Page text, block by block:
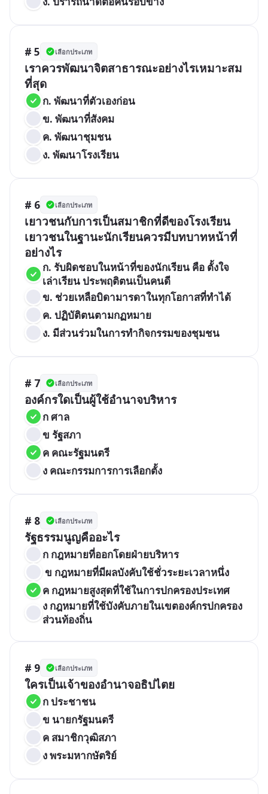
# 5 เลือกประเภท
เราควรพัฒนาจิตสาธารณะอย่างไรเหมาะสม
ที่สุด
ก. พัฒนาที่ตัวเองก่อน
ข. พัฒนาที่สังคม
ค. พัฒนาชุมชน
ง. พัฒนาโรงเรียน
# 6 เลือกประเภท
เยาวชนกับการเป็นสมาชิกที่ดีของโรงเรียน
เยาวชนในฐานะนักเรียนควรมีบทบาทหน้าที่
อย่างไร
ก. รับผิดชอบในหน้าที่ของนักเรียน คือ ตั้งใจ
เล่าเรียน ประพฤติตนเป็นคนดี
ข. ช่วยเหลือบิดามารดาในทุกโอกาสที่ทำได้
ค. ปฏิบัติตนตามกฏหมาย
ง. มีส่วนร่วมในการทำกิจกรรมของชุมชน
# 7 เลือกประเภท
องค์กรใดเป็นผู้ใช้อำนาจบริหาร
ก ศาล
ข รัฐสภา
ค คณะรัฐมนตรี
ง คณะกรรมการการเลือกตั้ง
# 8 เลือกประเภท
รัฐธรรมนูญคืออะไร
ก กฎหมายที่ออกโดยฝ่ายบริหาร
ข กฎหมายที่มีผลบังคับใช้ชั่วระยะเวลาหนึ่ง
ค กฎหมายสูงสุดที่ใช้ในการปกครองประเทศ
ง กฎหมายที่ใช้บังคับภายในเขตองค์กรปกครอง
ส่วนท้องถิ่น
# 9 เลือกประเภท
ใครเป็นเจ้าของอำนาจอธิปไตย
ก ประชาชน
ข นายกรัฐมนตรี
ค สมาชิกวุฒิสภา
ง พระมหากษัตริย์